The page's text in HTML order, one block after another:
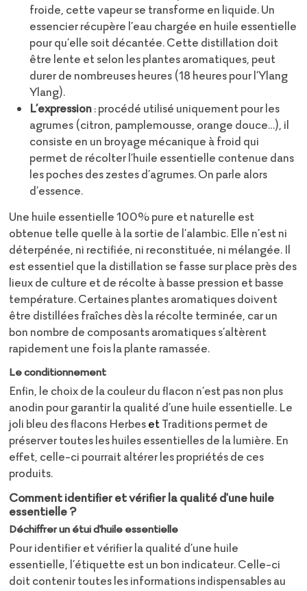
froide, cette vapeur se transforme en liquide. Un
essencier récupère l’eau chargée en huile essentielle
pour qu’elle soit décantée. Cette distillation doit
être lente et selon lesplantes aromatiques, peut
durer de nombreuses heures (18 heures pour l’Ylang
Ylang).
L’expression: procédé utilisé uniquement pour les
agrumes (citron, pamplemousse, orange douce…), il
consiste en un broyage mécanique à froid qui
permet de récolter l’huile essentielle contenue dans
les poches des zestes d’agrumes. On parle alors
d’essence.
Une huile essentielle 100% pure et naturelle est
obtenue telle quelle à la sortie de l’alambic. Elle n’est ni
déterpénée, ni rectifiée, ni reconstituée, ni mélangée. Il
est essentiel que la distillation se fasse sur place près des
lieux de culture et de récolte à basse pression et basse
température. Certaines plantes aromatiques doivent
être distillées fraîches dès la récolte terminée, car un
bon nombre de composants aromatiques s’altèrent
rapidement une fois la plante ramassée.
Le conditionnement
Enfin, le choix de la couleur du flacon n’est pas non plus
anodin pour garantir la qualité d’une huile essentielle. Le
joli bleu des flacons HerbesetTraditions permet de
préserver toutes les huiles essentielles de la lumière. En
effet, celle-ci pourrait altérer les propriétés de ces
produits.
Comment identifier et vérifier la qualité d'une huile
essentielle ?
Déchiffrer un étui d'huile essentielle
Pour identifier et vérifier la qualité d’une huile
essentielle, l’étiquette est un bon indicateur. Celle-ci
doit contenir toutes les informations indispensables au